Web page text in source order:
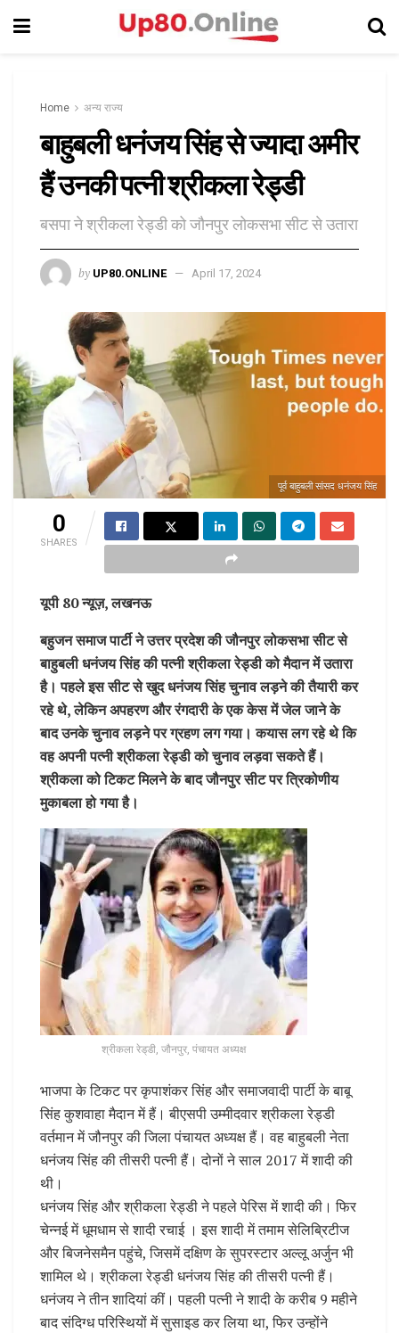
Home अन्य राज्य
बाहुबली धनंजय सिंह से ज्यादा अमीर
हैं उनकी पत्नी श्रीकला रेड्डी
बसपा ने श्रीकला रेड्डी को जौनपुर लोकसभा सीट से उतारा
by UP80.ONLINE April 17, 2024
पूर्व बाहुबली सांसद धनंजय सिंह
0
SHARES
यूपी 80 न्यूज़, लखनऊ
बहुजन समाज पार्टी ने उत्तर प्रदेश की जौनपुर लोकसभा सीट से
बाहुबली धनंजय सिंह की पत्नी श्रीकला रेड्डी को मैदान में उतारा
है। पहले इस सीट से खुद धनंजय सिंह चुनाव लड़ने की तैयारी कर
रहे थे, लेकिन अपहरण और रंगदारी के एक केस में जेल जाने के
बाद उनके चुनाव लड़ने पर ग्रहण लग गया। कयास लग रहे थे कि
वह अपनी पत्नी श्रीकला रेड्डी को चुनाव लड़वा सकते हैं।
श्रीकला को टिकट मिलने के बाद जौनपुर सीट पर त्रिकोणीय
मुकाबला हो गया है।
श्रीकला रेड्‌डी, जौनपुर, पंचायत अध्यक्ष
भाजपा के टिकट पर कृपाशंकर सिंह और समाजवादी पार्टी के बाबू
सिंह कुशवाहा मैदान में हैं। बीएसपी उम्मीदवार श्रीकला रेड्डी
वर्तमान में जौनपुर की जिला पंचायत अध्यक्ष हैं। वह बाहुबली नेता
धनंजय सिंह की तीसरी पत्नी हैं। दोनों ने साल 2017 में शादी की
थी।
धनंजय सिंह और श्रीकला रेड्डी ने पहले पेरिस में शादी की। फिर
चेन्नई में धूमधाम से शादी रचाई । इस शादी में तमाम सेलिब्रिटीज
और बिजनेसमैन पहुंचे, जिसमें दक्षिण के सुपरस्टार अल्लू अर्जुन भी
शामिल थे। श्रीकला रेड्डी धनंजय सिंह की तीसरी पत्नी हैं।
धनंजय ने तीन शादियां कीं। पहली पत्नी ने शादी के करीब 9 महीने
बाद संदिग्ध परिस्थियों में सुसाइड कर लिया था, फिर उन्होंने